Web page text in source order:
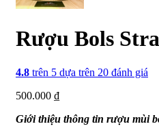
Rượu Bols
4.8 trên 5 dựa trên 20 đánh giá
500.000 ₫
Giới thiệu thông tin rượu mùi